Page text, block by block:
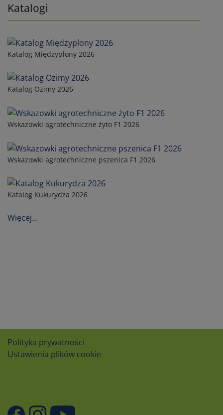
Katalogi
Katalog Międzyplony 2026
Katalog Ozimy 2026
Wskazowki agrotechniczne żyto F1 2026
Wskazowki agrotechniczne pszenica F1 2026
Katalog Kukurydza 2026
Więcej...
Polityka prywatności
Ustawienia plików cookie